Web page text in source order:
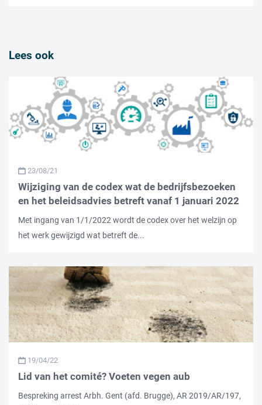
Lees ook
23/08/21
Wijziging van de codex wat de bedrijfsbezoeken
en het beleidsadvies betreft vanaf 1 januari 2022
Met ingang van 1/1/2022 wordt de codex over het welzijn op
het werk gewijzigd wat betreft de...
19/04/22
Lid van het comité? Voeten vegen aub
Bespreking arrest Arbh. Gent (afd. Brugge), AR 2019/AR/197,